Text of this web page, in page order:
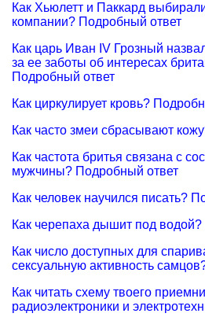
Как Хьюлетт и Паккард
компании? Подробный ответ
Как царь Иван IV Грозный
за ее заботы об интересах
Подробный ответ
Как циркулирует кровь?
Как часто змеи сбрасывают
Как частота бритья связана с
мужчины? Подробный ответ
Как человек научился писать?
Как черепаха дышит под
Как число доступных для
сексуальную активность
Как читать схему твоего
радиоэлектроники и